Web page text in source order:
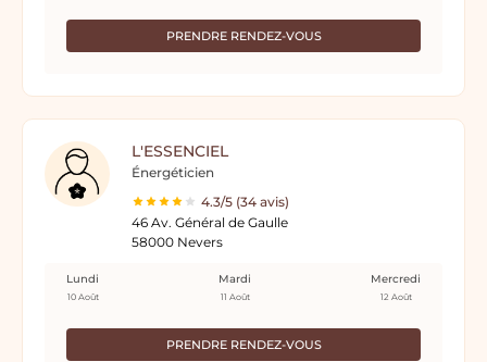
PRENDRE RENDEZ-VOUS
L'ESSENCIEL
Énergéticien
4.3/5 (34 avis)
46 Av. Général de Gaulle
58000 Nevers
PRENDRE RENDEZ-VOUS
Lundi
10 Août
Mardi
11 Août
Mercredi
12 Août